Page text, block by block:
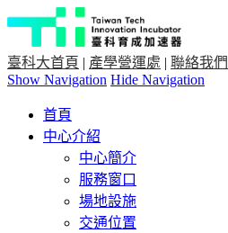
臺科大首頁 | 產學營運處 | 聯絡我們
Show Navigation Hide Navigation
首頁
中心介紹
中心簡介
服務窗口
場地設施
交通位置